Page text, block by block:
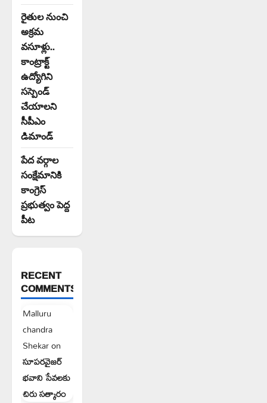
రైతుల నుంచి
అక్రమ
వసూళ్లు..
కాంట్రాక్ట్
ఉద్యోగిని
సస్పెండ్
చేయాలని
సీపీఎం
డిమాండ్
పేద వర్గాల
సంక్షేమానికి
కాంగ్రెస్
ప్రభుత్వం పెద్ద
పీట
RECENT
COMMENTS
Malluru
chandra
Shekaron
సూపరవైజర్
భవాని సేవలకు
చిరు సత్కారం